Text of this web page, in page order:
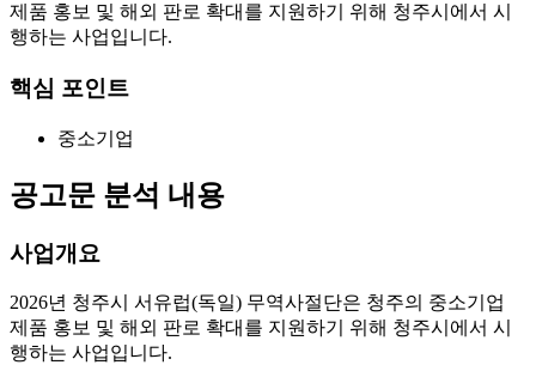
제품 홍보 및 해외 판로 확대를 지원하기 위해 청주시에서 시
행하는 사업입니다.
핵심 포인트
중소기업
공고문 분석 내용
사업개요
2026년 청주시 서유럽(독일) 무역사절단은 청주의 중소기업
제품 홍보 및 해외 판로 확대를 지원하기 위해 청주시에서 시
행하는 사업입니다.